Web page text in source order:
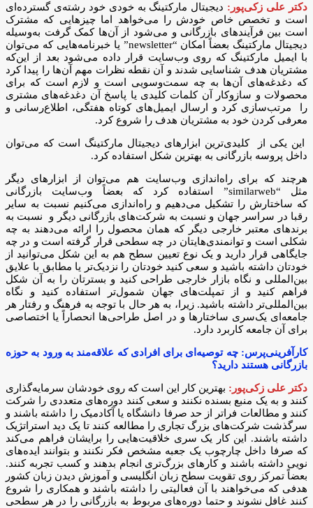
دکتر علی زکی‌پور: دیجیتال مارکتینگ به خودی خود رشته‌‌ی گسترده‌ای
است و تخصص خاص خودش را می‌خواهد اما چیزهایی که مشترک
است بین فرآیندهای بازرگانی و می‌شود از آن‌ها کمک گرفت به‌وسیله
دیجیتال مارکتینگ بعضاً امکان “newsletter” یا خبرنامه‌هایی که می‌توان
با ایمیل مارکتینگ که روی وب‌سایت قرار داده می‌شود بعد از این‌که
مشتریان هدف شناسایی شدند و آن نقطه نظرات مهم آن‌ها را پیدا کرد
که دغدغه‌های آن‌ها به چه سمت‌وسویی است و لازم است که برای
محصولات و سازوکار آن کلمات کلیدی یا پاسخ آن دغدغه‌های مشتری
را مرتب‌سازی کرد و ارسال ایمیل‌های کوتاه هفتگی، اطلاع‌رسانی و
معرفی کردن خود به مشتریان هدف را شروع کرد.
این یکی از کلیدی‌ترین ابزارهای دیجیتال مارکتینگ است که می‌توان
داخل پروسه بازرگانی به بهترین شکل استفاده کرد.
هرچند که برای راه‌اندازی وب‌سایت هم می‌توان از ابزارهای دیگر
مثل “similarweb” استفاده کرد که بعضاً وب‌سایت بازرگانی
که ساختارش را تشکیل می‌دهیم و راه‌اندازی می‌کنیم نسبت به سایر
رقبا در سراسر جهان و نسبت به شرکت‌های بازرگانی دیگر و نسبت به
برندهای معتبر خارجی دیگر که همان محصول را ارائه می‌دهند به چه
شکلی است و توانمندی‌هایتان در چه سطحی قرار گرفته است و در چه
جایگاهی قرار دارید و یک نوع تعیین سطح هم به این شکل می‌توانید از
خودتان داشته باشید و سعی کنید خودتان را نزدیک‌تر یا مطابق با علایق
بین‌المللی و نگاه بازار خارجی طراحی کنید و بسترتان را به آن شکل
فراهم کنید و از تمپلت‌های جهان شمول‌تر استفاده کنید و نگاه
بین‌المللی‌تر داشته باشید. زیرا، به هر حال با توجه به فرهنگ و رفتار هر
جامعه‌ای یک‌سری ساختارها و در اصل طراحی‌ها انحصاراً یا اختصاصی
برای آن جامعه کاربرد دارد.
کارآفرینی‌پرس: چه توصیه‌ای برای افرادی که علاقه‌مند به ورود به حوزه
بازرگانی هستند دارید؟
دکتر علی زکی‌پور: بهترین کار این است که روی خودشان سرمایه‌گذاری
کنند و به یک منبع بسنده نکنند و سعی کنند دوره‌های متعددی را شرکت
کنند و مطالعات فراتر از حد صرفا دانشگاه یا آکادمیک را داشته باشند و
سرگذشت شرکت‌های بزرگ تجاری را مطالعه‌ کنند تا یک دید استراتژیک
داشته باشند. این کار یک سری خلاقیت‌هایی را برایشان فراهم می‌کند
که صرفا داخل چارچوب یک جعبه مشخص فکر نکنند و بتوانند ایده‌های
نویی داشته باشند و کارهای بزرگ‌تری انجام بدهند و کسب تجربه کنند.
بعضاً تمرکز روی تقویت سطح زبان انگلیسی و آموزش دیدن زبان کشور
هدفی که می‌خواهند با آن فعالیتی را داشته باشند و همکاری را شروع
کنند غافل نشوند و حتما دوره‌های مربوط به بازرگانی را در هر سطحی